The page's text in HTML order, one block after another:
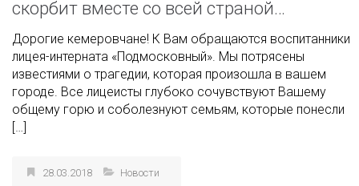
скорбит вместе со всей страной…
Дорогие кемеровчане! К Вам обращаются воспитанники
лицея-интерната «Подмосковный». Мы потрясены
известиями о трагедии, которая произошла в вашем
городе. Все лицеисты глубоко сочувствуют Вашему
общему горю и соболезнуют семьям, которые понесли
[…]
28.03.2018 Новости